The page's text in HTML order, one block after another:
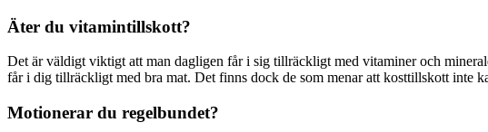
Äter du vitamintillskott?
Det är väldigt viktigt att man dagligen får i sig tillräckligt med vitaminer och
får i dig tillräckligt med bra mat. Det finns dock de som menar att kosttillskott inte
Motionerar du regelbundet?